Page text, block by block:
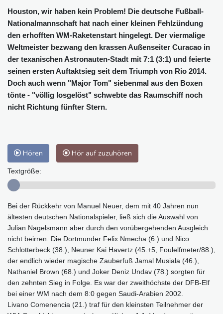
Houston, wir haben kein Problem! Die deutsche Fußball-
Nationalmannschaft hat nach einer kleinen Fehlzündung
den erhofften WM-Raketenstart hingelegt. Der viermalige
Weltmeister bezwang den krassen Außenseiter Curacao in
der texanischen Astronauten-Stadt mit 7:1 (3:1) und feierte
seinen ersten Auftaktsieg seit dem Triumph von Rio 2014.
Doch auch wenn "Major Tom" siebenmal aus den Boxen
tönte - "völlig losgelöst" schwebte das Raumschiff noch
nicht Richtung fünfter Stern.
Hören Hör auf zuzuhören
Textgröße:
Bei der Rückkehr von Manuel Neuer, dem mit 40 Jahren nun
ältesten deutschen Nationalspieler, ließ sich die Auswahl von
Julian Nagelsmann aber durch den vorübergehenden Ausgleich
nicht beirren. Die Dortmunder Felix Nmecha (6.) und Nico
Schlotterbeck (38.), Neuner Kai Havertz (45.+5, Foulelfmeter/88.),
der endlich wieder magische Zauberfuß Jamal Musiala (46.),
Nathaniel Brown (68.) und Joker Deniz Undav (78.) sorgten für
den zehnten Sieg in Folge. Es war der zweithöchste der DFB-Elf
bei einer WM nach dem 8:0 gegen Saudi-Arabien 2002.
Livano Comenencia (21.) traf für den kleinsten Teilnehmer der